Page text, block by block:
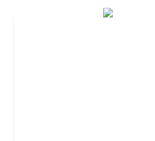
程式小達人